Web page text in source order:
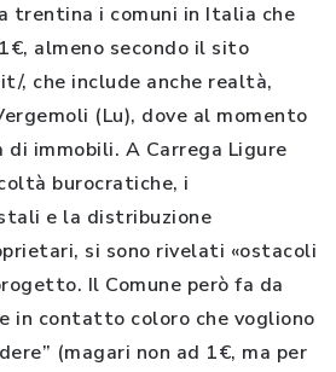
trentina i comuni in Italia che
almeno secondo il sito
, che include anche realtà,
(Lu), dove al momento
di immobili. A Carrega Ligure
burocratiche, i
e la distribuzione
si sono rivelati «ostacoli
Il Comune però fa da
in contatto coloro che vogliono
(magari non ad 1€, ma per